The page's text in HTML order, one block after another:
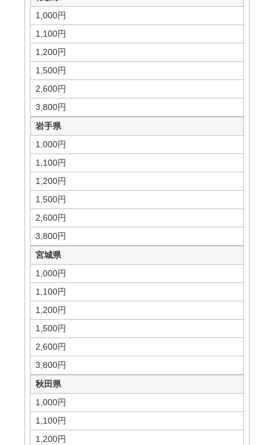
1,000円
1,100円
1,200円
1,500円
2,600円
3,800円
岩手県
1,000円
1,100円
1,200円
1,500円
2,600円
3,800円
宮城県
1,000円
1,100円
1,200円
1,500円
2,600円
3,800円
秋田県
1,000円
1,100円
1,200円